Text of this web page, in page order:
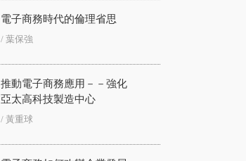
電子商務時代的倫理省思
/ 葉保強
推動電子商務應用－－強化
亞太高科技製造中心
/ 黃重球